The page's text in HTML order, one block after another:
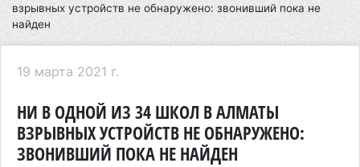
взрывных устройств не обнаружено: звонивший пока не
найден
19 марта 2021 г.
НИ В ОДНОЙ ИЗ 34 ШКОЛ В АЛМАТЫ
ВЗРЫВНЫХ УСТРОЙСТВ НЕ ОБНАРУЖЕНО:
ЗВОНИВШИЙ ПОКА НЕ НАЙДЕН